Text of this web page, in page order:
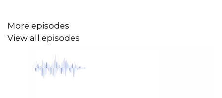
More episodes
View all episodes